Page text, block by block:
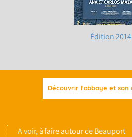
Édition 2014
Découvrir l'abbaye et son
A voir, à faire autour de Beauport